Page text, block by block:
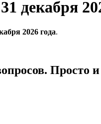
декабря
2026 года.
Просто